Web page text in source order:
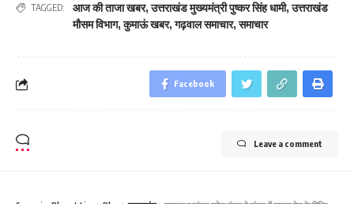
TAGGED: आज की ताजा खबर,उत्तराखंड मुख्यमंत्री पुष्कर सिंह धामी,उत्तराखंड
मौसम विभाग,कुमाऊं खबर,गढ़वाल समाचार,समाचार
Facebook
Leave a comment